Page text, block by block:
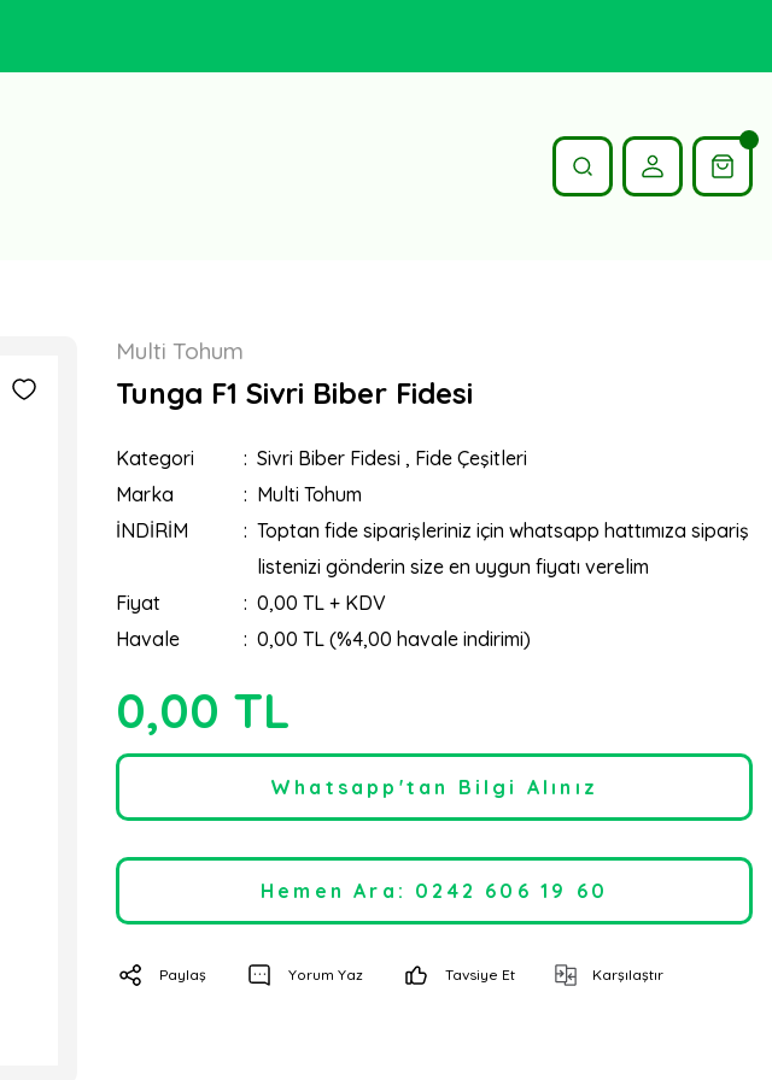
Multi Tohum
Tunga F1 Sivri Biber Fidesi
Kategori Sivri Biber Fidesi , Fide Çeşitleri
Marka
Multi Tohum
İNDİRİM
Toptan fide siparişleriniz için whatsapp hattımıza sipariş
listenizi gönderin size en uygun fiyatı verelim
Fiyat
0,00 TL + KDV
Havale
0,00 TL (%4,00 havale indirimi)
0,00 TL
Whatsapp'tan Bilgi Alınız
Hemen Ara: 0242 606 19 60
Paylaş Yorum Yaz Tavsiye Et Karşılaştır